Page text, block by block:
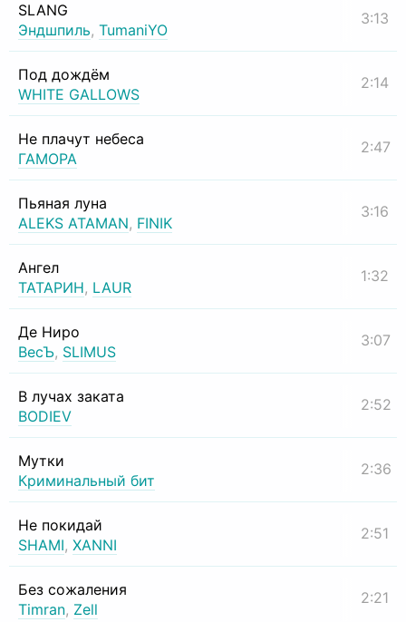
SLANG
Эндшпиль, TumaniYO
3:13
Под дождём
WHITE GALLOWS
2:14
Не плачут небеса
ГАМОРА
2:47
Пьяная луна
ALEKS ATAMAN, FINIK
3:16
Ангел
ТАТАРИН, LAUR
1:32
Де Ниро
ВесЪ, SLIMUS
3:07
В лучах заката
BODIEV
2:52
Мутки
Криминальный бит
2:36
Не покидай
SHAMI, XANNI
2:51
Без сожаления
Timran, Zell
2:21